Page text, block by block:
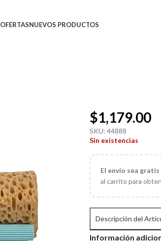
OFERTASNUEVOS PRODUCTOS
$1,179.00
SKU:44888
Sin existencias
El envío sea
al carrito para
Descripción del
Información